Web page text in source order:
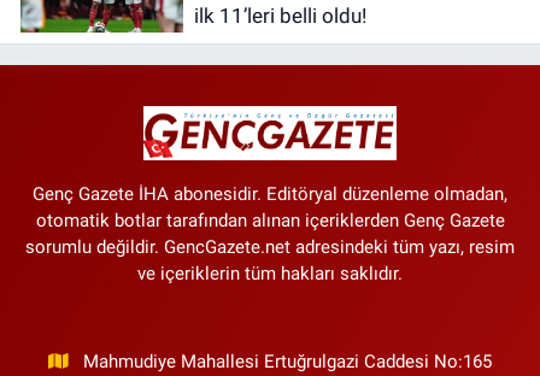
ilk 11’leri belli oldu!
Genç Gazete İHA abonesidir. Editöryal düzenleme olmadan,
otomatik botlar tarafından alınan içeriklerden Genç Gazete
sorumlu değildir. GencGazete.net adresindeki tüm yazı, resim
ve içeriklerin tüm hakları saklıdır.
Mahmudiye Mahallesi Ertuğrulgazi Caddesi No:165